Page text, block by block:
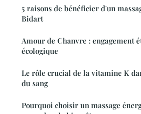
5 raisons de bénéficier d'un
Bidart
Amour de Chanvre : engagement
écologique
Le rôle crucial de la vitamine K
du sang
Pourquoi choisir un massage